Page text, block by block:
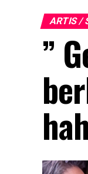
ARTIS /
”